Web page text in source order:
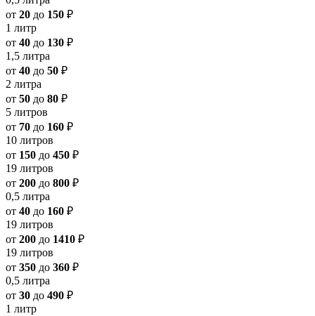
от 20 до 150 ₽
1 литр
от 40 до 130 ₽
1,5 литра
от 40 до 50 ₽
2 литра
от 50 до 80 ₽
5 литров
от 70 до 160 ₽
10 литров
от 150 до 450 ₽
19 литров
от 200 до 800 ₽
0,5 литра
от 40 до 160 ₽
19 литров
от 200 до 1410 ₽
19 литров
от 350 до 360 ₽
0,5 литра
от 30 до 490 ₽
1 литр